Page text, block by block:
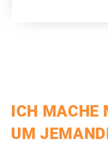
ICH MACHE
UM